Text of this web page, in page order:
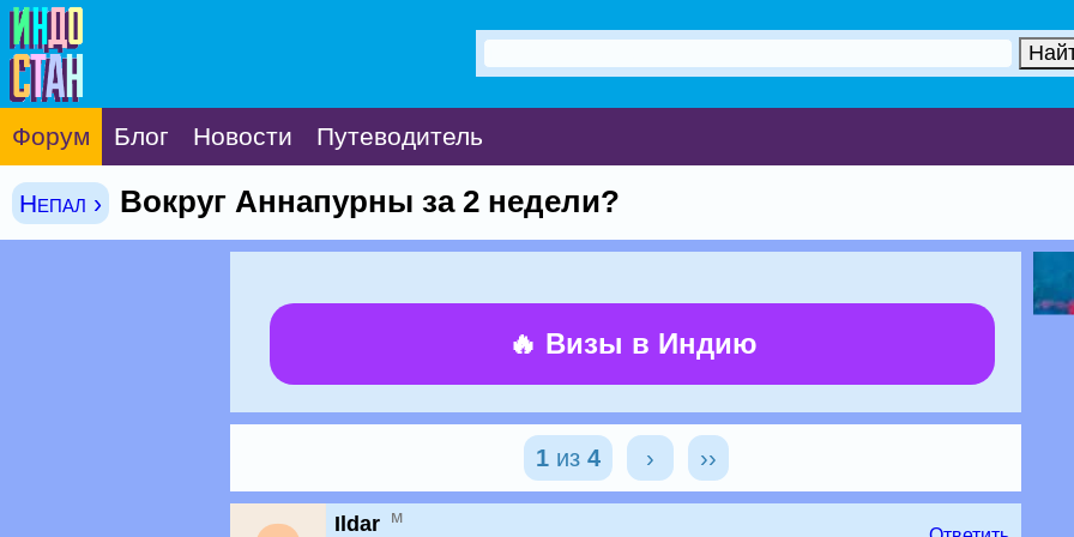
Форум Блог Новости Путеводитель
Непал › Вокруг Аннапурны за 2 недели?
🔥 Визы в Индию
1из 4 › ››
Ildar м